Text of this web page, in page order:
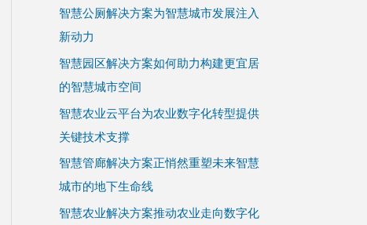
智慧公厕解决方案为智慧城市发展注入
新动力
智慧园区解决方案如何助力构建更宜居
的智慧城市空间
智慧农业云平台为农业数字化转型提供
关键技术支撑
智慧管廊解决方案正悄然重塑未来智慧
城市的地下生命线
智慧农业解决方案推动农业走向数字化